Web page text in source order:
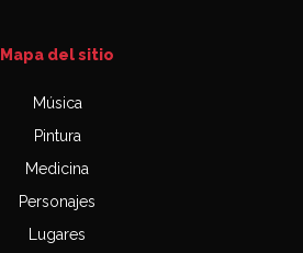
Mapa del sitio
Música
Pintura
Medicina
Personajes
Lugares